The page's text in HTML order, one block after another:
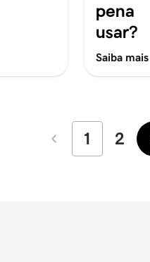
pena
usar?
Saiba mais
Mais
1 2